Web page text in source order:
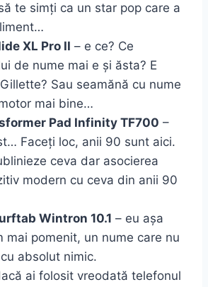
te simți ca un star pop care a
XL Pro II – e ce? Ce
de nume mai e și ăsta? E
Sau seamănă cu nume
mai bine…
Pad Infinity TF700 –
Faceți loc, anii 90 sunt aici.
ceva dar asocierea
modern cu ceva din anii 90
Wintron 10.1 – eu așa
mai pomenit, un nume care nu
absolut nimic.
ai folosit vreodată telefonul